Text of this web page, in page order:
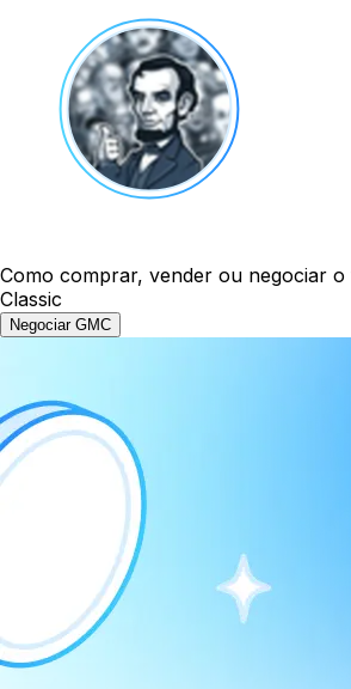
Como comprar, vender ou negociar o
Classic
Negociar GMC